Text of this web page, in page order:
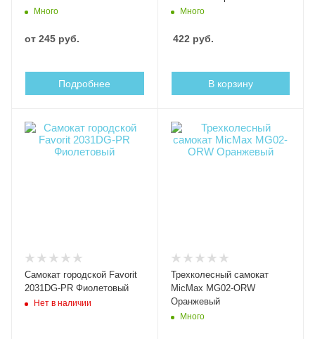
Много
от 245 руб.
Подробнее
Много
422 руб.
В корзину
Самокат городской Favorit
2031DG-PR Фиолетовый
Нет в наличии
Трехколесный самокат
MicMax MG02-ORW
Оранжевый
Много